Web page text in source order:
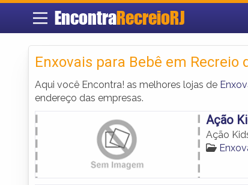
EncontraRecreioRJ
Enxovais para Bebê em Recreio
Aqui você Encontra! as melhores lojas de
endereço das empresas.
Ação
Ação